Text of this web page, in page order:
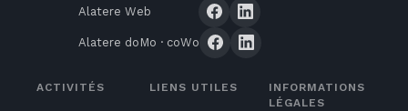
Alatere Web
Alatere doMo · coWo
ACTIVITÉS LIENS UTILES
INFORMATIONS
LÉGALES